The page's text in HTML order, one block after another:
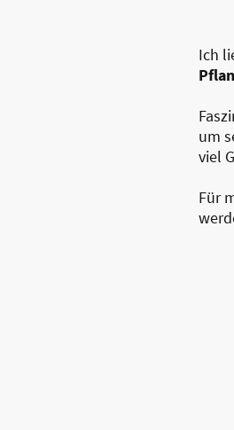
Ich
um
viel
Für